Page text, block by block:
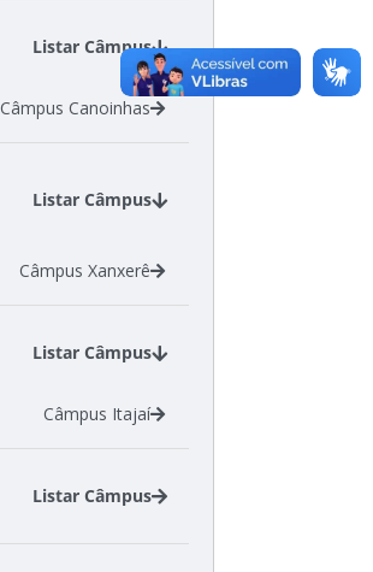
Listar Câmpus
Câmpus Canoinhas
Listar Câmpus
Câmpus Xanxerê
Listar Câmpus
Câmpus Itajaí
Listar Câmpus